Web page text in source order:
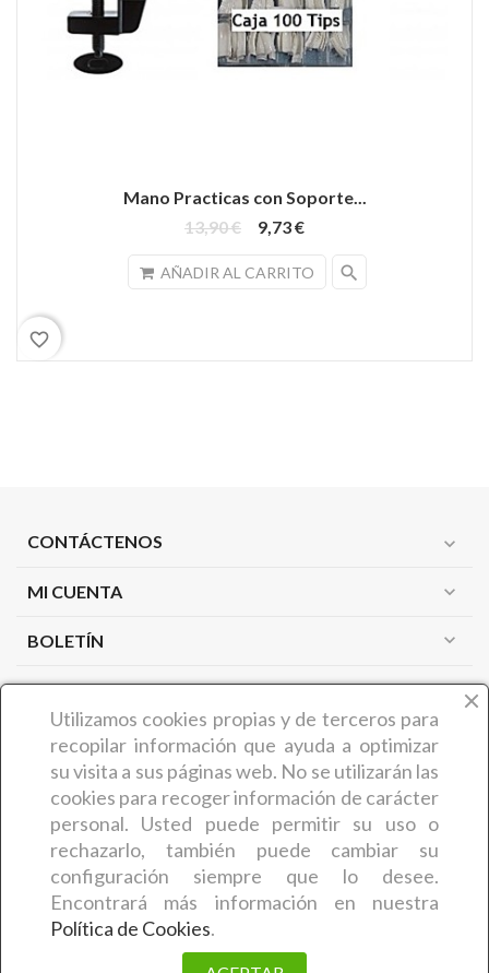
Mano Practicas con Soporte...
13,90 €
9,73 €
AÑADIR AL CARRITO search
favorite_border
CONTÁCTENOS expand_more
MI CUENTA expand_more
BOLETÍN expand_more
NUESTRA EMPRESA expand_more
¿QUIÉNES SOMOS?
COMERCIAL CARMIN (Benedicta Camaron de Castro) es
una empresa zamorana que desde hace más de 30 años
ofrece a sus clientesartículos y productos relacionados
con la estética y la peluquería
comenzó su actividad en el año 1995. El trabajo exhaustivo
Utilizamos cookies propias y de terceros para
recopilar información que ayuda a optimizar
su visita a sus páginas web. No se utilizarán las
cookies para recoger información de carácter
personal. Usted puede permitir su uso o
rechazarlo, también puede cambiar su
configuración siempre que lo desee.
Encontrará más información en nuestra
Política de Cookies.